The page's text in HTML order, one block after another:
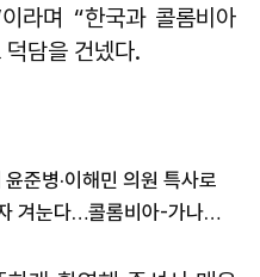
라며 “한국과 콜롬비아
담을 건넸다.
준병·이해민 의원 특사로
'한국과 악연' 케이로스, 옛 제자 겨눈다…콜롬비아-가나전 뜨거운 이유